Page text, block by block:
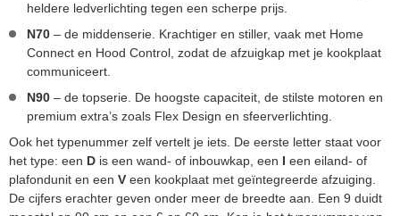
heldere ledverlichting tegen een scherpe prijs.
N70 – de middenserie. Krachtiger en stiller, vaak met Home
Connect en Hood Control, zodat de afzuigkap met je kookplaat
communiceert.
N90 – de topserie. De hoogste capaciteit, de stilste motoren en
premium extra’s zoals Flex Design en sfeerverlichting.
Ook het typenummer zelf vertelt je iets. De eerste letter staat voor
het type: een D is een wand- of inbouwkap, een I een eiland- of
plafondunit en een V een kookplaat met geïntegreerde afzuiging.
De cijfers erachter geven onder meer de breedte aan. Een 9 duidt